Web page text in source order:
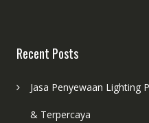
Recent Posts
Jasa Penyewaan Lighting
& Terpercaya